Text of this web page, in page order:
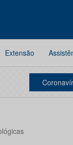
Extensão